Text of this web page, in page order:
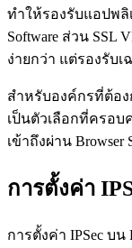
ทำให้รองรับแอปพลิ
Software ส่วน SSL
ง่ายกว่า แต่รองรับเ
สำหรับองค์กรที่ต้องก
เป็นตัวเลือกที่ครอ
เข้าถึงผ่าน Browser
การตั้งค่า
การตั้งค่า IPSec บ